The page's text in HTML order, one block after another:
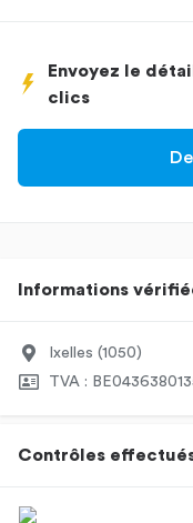
Envoyez le
clics
Informations
Ixelles (1050)
TVA :
Contrôles